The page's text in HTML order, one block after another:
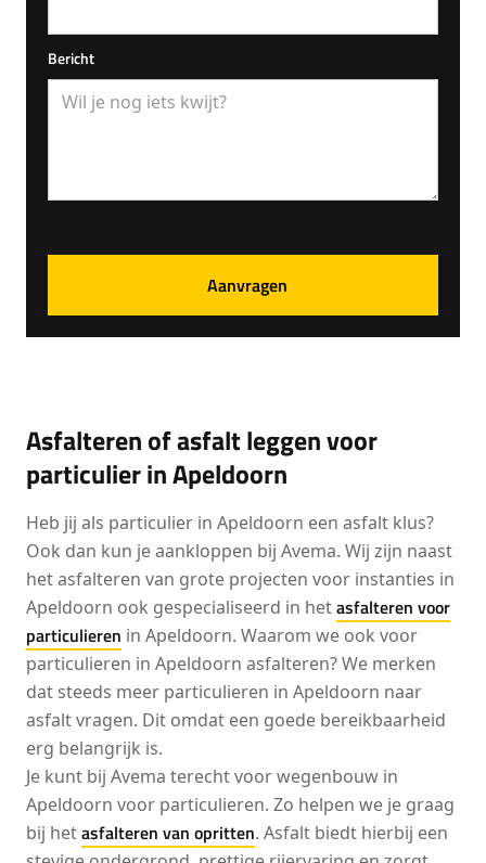
Bericht
Asfalteren of asfalt leggen voor
particulier in Apeldoorn
Heb jij als particulier in Apeldoorn een asfalt klus?
Ook dan kun je aankloppen bij Avema. Wij zijn naast
het asfalteren van grote projecten voor instanties in
Apeldoorn ook gespecialiseerd in hetasfalteren voor
particulieren in Apeldoorn. Waarom we ook voor
particulieren in Apeldoorn asfalteren? We merken
dat steeds meer particulieren in Apeldoorn naar
asfalt vragen. Dit omdat een goede bereikbaarheid
erg belangrijk is.
Je kunt bij Avema terecht voor wegenbouw in
Apeldoorn voor particulieren. Zo helpen we je graag
bij hetasfalteren van opritten. Asfalt biedt hierbij een